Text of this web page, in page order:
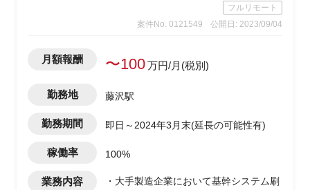
フルリモート
案件No. 0121549
公開日: 2023/09/04
月額報酬 〜100万円/月(税別)
勤務地 藤沢駅
勤務期間 即日～2024年3月末(延長の可能性有)
稼働率 100%
業務内容
・大手製造企業において基幹システム刷